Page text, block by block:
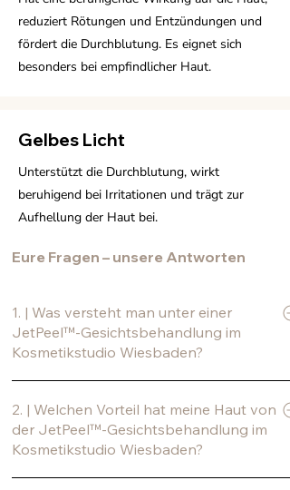
reduziert Rötungen und Entzündungen und
fördert die Durchblutung. Es eignet sich
besonders bei empfindlicher Haut.
Gelbes Licht
Unterstützt die Durchblutung, wirkt
beruhigend bei Irritationen und trägt zur
Aufhellung der Haut bei.
Eure Fragen – unsere Antworten
1. | Was versteht man unter einer
JetPeel™-Gesichtsbehandlung im
Kosmetikstudio Wiesbaden?
sich um eine multifunktionale moderne
Gesichtsbehandlung, die verschiedene
Behandlungsschritte in einem Gerät
vereint. Lymphdrainage, Peeling und
2. | Welchen Vorteil hat meine Haut von
der JetPeel™-Gesichtsbehandlung im
Kosmetikstudio Wiesbaden?